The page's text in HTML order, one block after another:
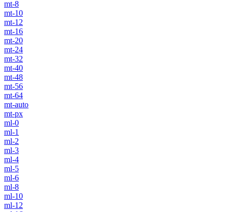
mt-8
mt-10
mt-12
mt-16
mt-20
mt-24
mt-32
mt-40
mt-48
mt-56
mt-64
mt-auto
mt-px
ml-0
ml-1
ml-2
ml-3
ml-4
ml-5
ml-6
ml-8
ml-10
ml-12